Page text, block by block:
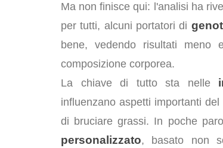
Ma non finisce qui: l'analisi ha
per tutti, alcuni portatori di
bene, vedendo risultati meno
composizione corporea.
La chiave di tutto sta nelle
influenzano aspetti importanti
di bruciare grassi. In poche
personalizzato, basato non